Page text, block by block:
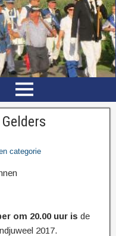
categorie
om 20.00 uur is de
2017.